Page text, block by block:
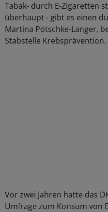
Tabak- durch E-Zigaretten
überhaupt - gibt es einen
Martina Pötschke-Langer,
Stabstelle Krebsprävention.
Vor zwei Jahren hatte das
Umfrage zum Konsum von